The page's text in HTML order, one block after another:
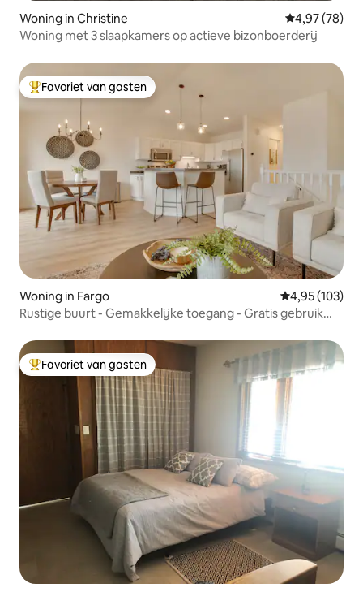
Woning in Christine Gemiddelde
4,97 (78)
Woning met 3 slaapkamers op actieve bizonboerderij
Topfavoriet van gasten
Favoriet van gasten
Woning in Fargo Gemiddelde
4,95 (103)
Rustige buurt - Gemakkelijke toegang - Gratis gebruik
Topfavoriet van gasten
Favoriet van gasten